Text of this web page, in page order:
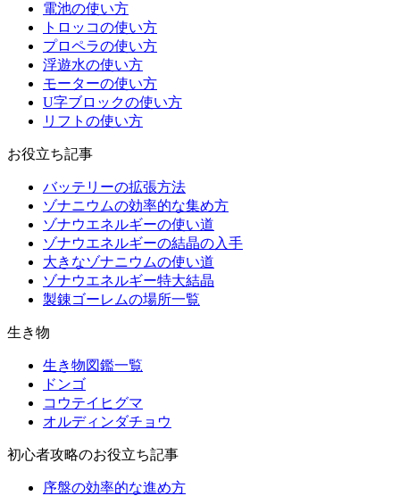
電池の使い方
トロッコの使い方
プロペラの使い方
浮遊水の使い方
モーターの使い方
U字ブロックの使い方
リフトの使い方
お役立ち記事
バッテリーの拡張方法
ゾナニウムの効率的な集め方
ゾナウエネルギーの使い道
ゾナウエネルギーの結晶の入手
大きなゾナニウムの使い道
ゾナウエネルギー特大結晶
製錬ゴーレムの場所一覧
生き物
生き物図鑑一覧
ドンゴ
コウテイヒグマ
オルディンダチョウ
初心者攻略のお役立ち記事
序盤の効率的な進め方